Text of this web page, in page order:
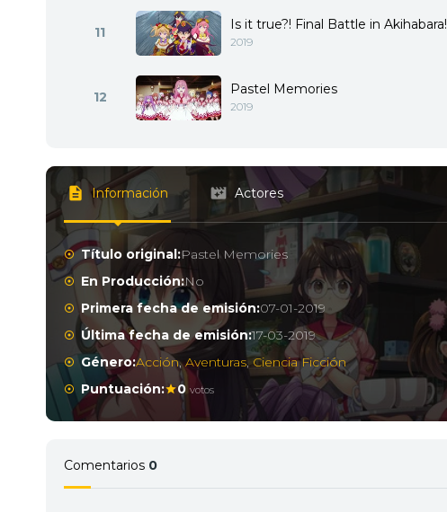
11 Is it true?! Final Battle in Akihabara!
2019
12 Pastel Memories
2019
Información Actores
Título original:Pastel Memories
En Producción:No
Primera fecha de emisión:07-01-2019
Última fecha de emisión:17-03-2019
Género:Acción,Aventuras,Ciencia Ficción
Puntuación:
0 votos
Comentarios 0